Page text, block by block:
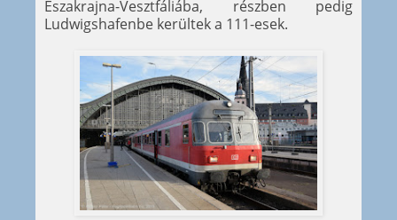
Északrajna-Vesztfáliába, részben pedig
Ludwigshafenbe kerültek a 111-esek.